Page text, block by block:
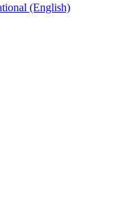
(English)